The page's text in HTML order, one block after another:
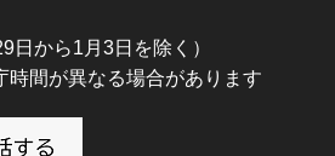
日から1月3日を除く）
間が異なる場合があります